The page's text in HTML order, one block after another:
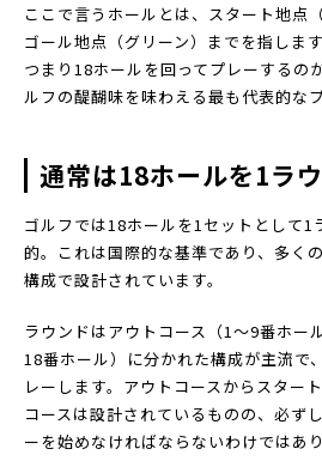
ここで言うホールとは、スタート地点
ゴール地点（グリーン）までを指しま
つまり18ホールを回ってプレーするの
ルフの醍醐味を味わえる最も代表的な
通常は18ホールを1ラ
ゴルフでは18ホールを1セットとして1
的。これは国際的な基準であり、多く
構成で設計されています。
ラウンドはアウトコース（1〜9番ホー
18番ホール）に分かれた構成が主流で
レーします。アウトコースからスター
コースは設計されているものの、必ず
ーを始めなければならないわけではあり